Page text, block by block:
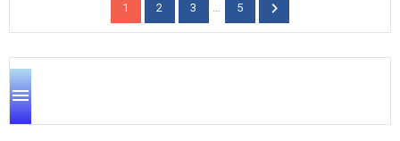
1 2 3 … 5 
